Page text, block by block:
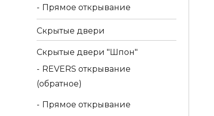
Прямое открывание
Скрытые двери
Скрытые двери "Шпон"
REVERS открывание
(обратное)
Прямое открывание